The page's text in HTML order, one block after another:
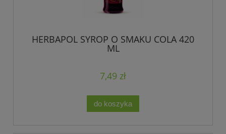
HERBAPOL SYROP O SMAKU COLA 420
ML
7,49 zł
do koszyka